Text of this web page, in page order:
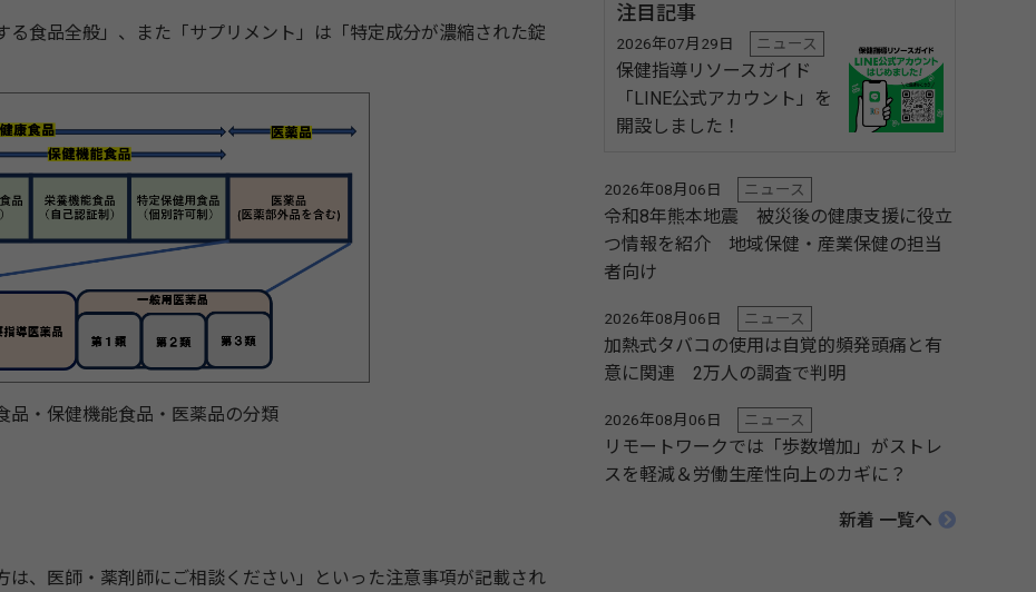
食品全般」、また「サプリメント」は「特定成分が濃縮された錠
品・保健機能食品・医薬品の分類
、医師・薬剤師にご相談ください」といった注意事項が記載され
注目記事
2026年07月29日 ニュース
保健指導リソースガイド
「LINE公式アカウント」を
開設しました！
2026年08月06日 ニュース
令和8年熊本地震 被災後の健康支援に役立
つ情報を紹介 地域保健・産業保健の担当
者向け
2026年08月06日 ニュース
加熱式タバコの使用は自覚的頻発頭痛と有
意に関連 2万人の調査で判明
2026年08月06日 ニュース
リモートワークでは「歩数増加」がストレ
スを軽減＆労働生産性向上のカギに？
新着 一覧へ